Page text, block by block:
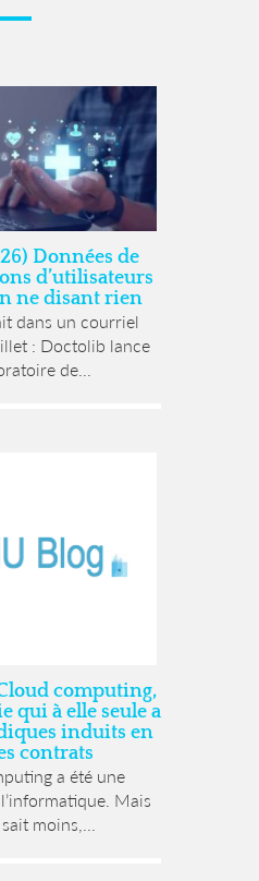
Données de
d’utilisateurs
ne disant rien
dans un courriel
: Doctolib lance
de...
computing,
qui à elle seule a
induits en
contrats
a été une
Mais
moins,...